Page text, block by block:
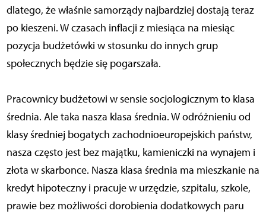
dlatego, że właśnie samorządy najbardziej dostają teraz
po kieszeni. W czasach inflacji z miesiąca na miesiąc
pozycja budżetówki w stosunku do innych grup
społecznych będzie się pogarszała.
Pracownicy budżetowi w sensie socjologicznym to klasa
średnia. Ale taka nasza klasa średnia. W odróżnieniu od
klasy średniej bogatych zachodnioeuropejskich państw,
nasza często jest bez majątku, kamieniczki na wynajem i
złota w skarbonce. Nasza klasa średnia ma mieszkanie na
kredyt hipoteczny i pracuje w urzędzie, szpitalu, szkole,
prawie bez możliwości dorobienia dodatkowych paru